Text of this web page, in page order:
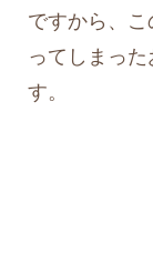
ですから、
ってしまっ
す。